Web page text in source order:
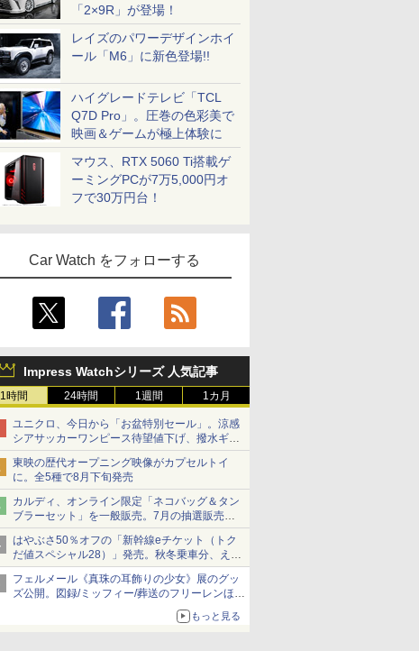
「2×9R」が登場！
レイズのパワーデザインホイ
ール「M6」に新色登場!!
ハイグレードテレビ「TCL
Q7D Pro」。圧巻の色彩美で
映画＆ゲームが極上体験に
マウス、RTX 5060 Ti搭載ゲ
ーミングPCが7万5,000円オ
フで30万円台！
Car Watch をフォローする
Impress Watchシリーズ 人気記事
1時間 24時間 1週間 1カ月
ユニクロ、今日から「お盆特別セール」。涼感
シアサッカーワンピース待望値下げ、撥水ギア
ショーツは1990円に
東映の歴代オープニング映像がカプセルトイ
に。全5種で8月下旬発売
カルディ、オンライン限定「ネコバッグ＆タン
ブラーセット」を一般販売。7月の抽選販売の
当選無効分
はやぶさ50％オフの「新幹線eチケット（トク
だ値スペシャル28）」発売。秋冬乗車分、えき
ねっと限定
フェルメール《真珠の耳飾りの少女》展のグッ
ズ公開。図録/ミッフィー/葬送のフリーレンほ
もっと見る